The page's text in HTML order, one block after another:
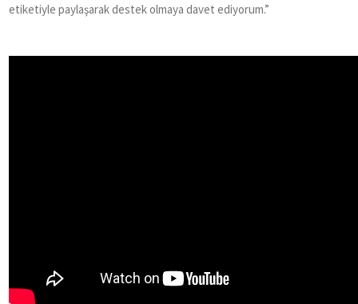
etiketiyle paylaşarak destek olmaya davet ediyorum.”